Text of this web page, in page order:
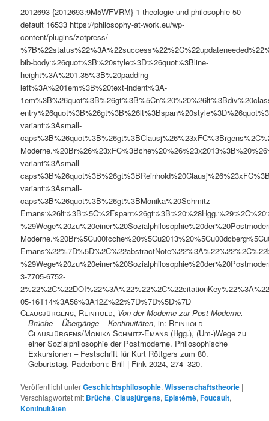
2012693 {2012693:9M5WFVRM} 1 theologie-und-philosophie 50
default 16533 https://philosophy-at-work.eu/wp-
content/plugins/zotpress/
bib-body%26quot%3B%20style%3D%26quot%3Bline-
height%3A%201.35%3B%20padding-
left%3A%201em%3B%20text-indent%3A-
variant%3Asmall-
variant%3Asmall-
variant%3Asmall-
caps%3B%26quot%3B%26gt%3BMonika%20Schmitz-
3-7705-6752-
05-16T14%3A56%3A12Z%22%7D%7D%5D%7D
Clausjürgens, Reinhold, Von der Moderne zur Post-Moderne.
Brüche – Übergänge – Kontinuitäten, in: Reinhold
Clausjürgens/Monika Schmitz-Emans (Hgg.), (Um-)Wege zu
einer Sozialphilosophie der Postmoderne. Philosophische
Exkursionen – Festschrift für Kurt Röttgers zum 80.
Geburtstag. Paderborn: Brill | Fink 2024, 274–320.
Veröffentlicht unterGeschichtsphilosophie,Wissenschaftstheorie |
Verschlagwortet mit Brüche,Clausjürgens, Epistémè,Foucault,
Kontinuitäten